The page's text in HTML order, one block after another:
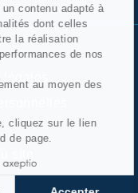
contenu adapté à
dont celles
la réalisation
de nos
au moyen des
cliquez sur le lien
de page.